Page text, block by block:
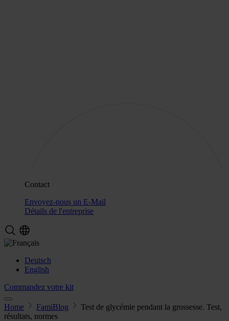
Contact
Envoyez-nous un E-Mail
Détails de l'entreprise
Deutsch
English
Commandez votre kit
Home FamiBlog
Test de glycémie pendant la grossesse. Test,
résultats, normes